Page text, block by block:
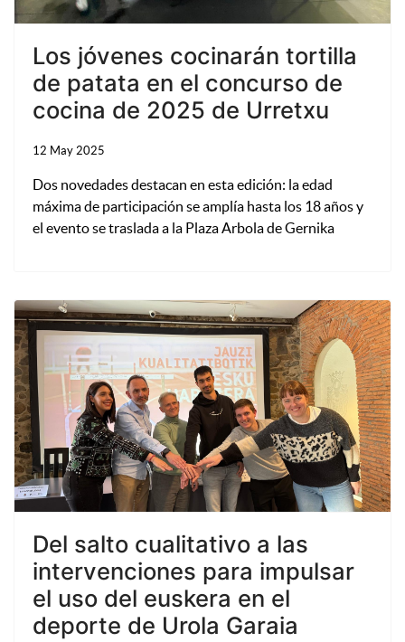
Los jóvenes cocinarán tortilla
de patata en el concurso de
cocina de 2025 de Urretxu
12 May 2025
Dos novedades destacan en esta edición: la edad
máxima de participación se amplía hasta los 18 años y
el evento se traslada a la Plaza Arbola de Gernika
Del salto cualitativo a las
intervenciones para impulsar
el uso del euskera en el
deporte de Urola Garaia